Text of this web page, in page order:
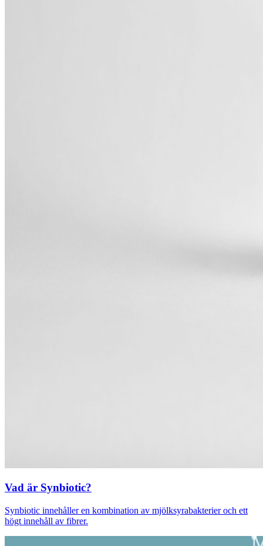
Vad är Synbiotic?
Synbiotic innehåller en kombination av mjölksyrabakterier och ett
högt innehåll av fibrer.